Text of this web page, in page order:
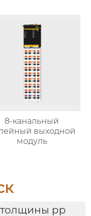
8-канальный
выходной
модуль
pp